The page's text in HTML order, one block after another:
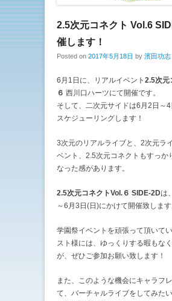
2.5次元コネクト Vol.6
催します！
Posted on 2017年5月18日 by 濱田功志
6月1日に、リアルイベント 2.5次元
６ 西川口ハーツにて開催です。
そして、二次元サイドは6月2日～
スケジューリングします！
3次元のリアルライブと、2次元ラ
ベント、2.5次元コネクトもすっか
なった感があります。
2.5次元コネクトVol.６ SIDE-2Dは
～6月3日(日)にかけて開催致します
学園祭イベントを頑張って頂いて
スト様には、ゆっくりする暇もな
が、ぜひご参加お願い致します！
また、このような機会にキャラフ
て、バーチャルライブをしてみた